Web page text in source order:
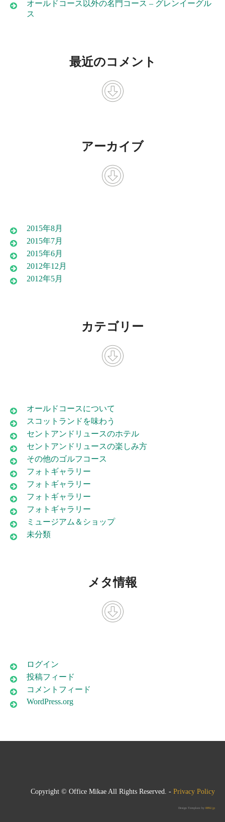
オールドコース以外の名門コース – グレンイーグル
ス
最近のコメント
アーカイブ
2015年8月
2015年7月
2015年6月
2012年12月
2012年5月
カテゴリー
オールドコースについて
スコットランドを味わう
セントアンドリュースのホテル
セントアンドリュースの楽しみ方
その他のゴルフコース
フォトギャラリー
フォトギャラリー
フォトギャラリー
フォトギャラリー
ミュージアム＆ショップ
未分類
メタ情報
ログイン
投稿フィード
コメントフィード
WordPress.org
Copyright © Office Mikae All Rights Reserved. - Privacy Policy
Design Template by 0892.jp